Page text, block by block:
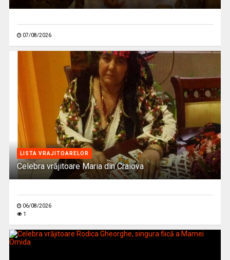
07/08/2026
LISTA VRAJITOARELOR
Celebra vrăjitoare Maria din Craiova
06/08/2026
1